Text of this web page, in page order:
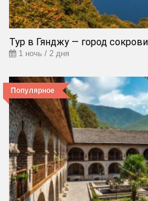
Тур в Гянджу — город
1 ночь / 2 дня
Популярное